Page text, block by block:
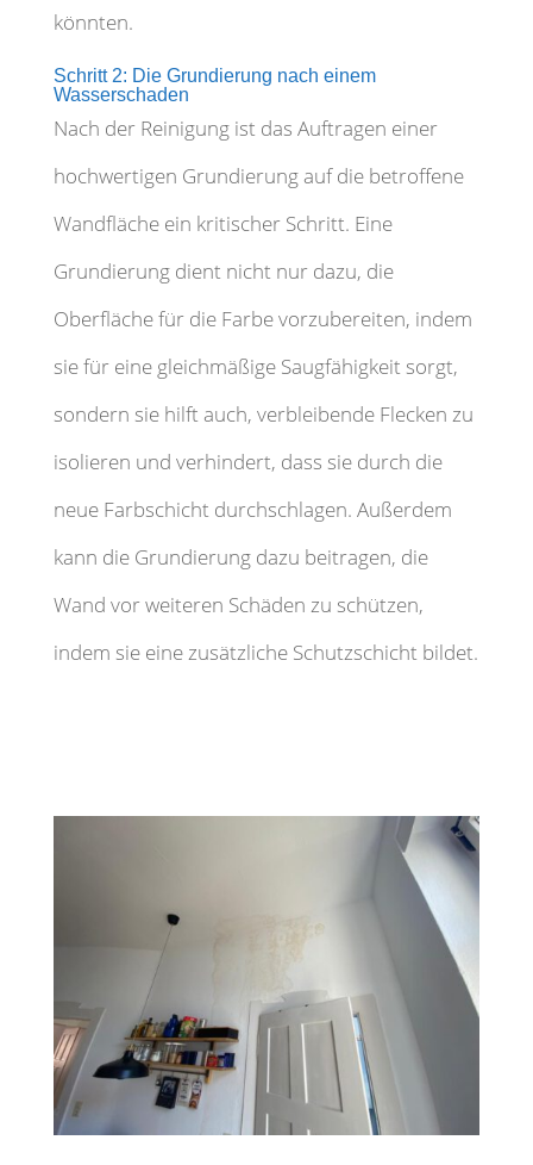
könnten.
Schritt 2: Die Grundierung nach einem
Wasserschaden
Nach der Reinigung ist das Auftragen einer
hochwertigen Grundierung auf die betroffene
Wandfläche ein kritischer Schritt. Eine
Grundierung dient nicht nur dazu, die
Oberfläche für die Farbe vorzubereiten, indem
sie für eine gleichmäßige Saugfähigkeit sorgt,
sondern sie hilft auch, verbleibende Flecken zu
isolieren und verhindert, dass sie durch die
neue Farbschicht durchschlagen. Außerdem
kann die Grundierung dazu beitragen, die
Wand vor weiteren Schäden zu schützen,
indem sie eine zusätzliche Schutzschicht bildet.